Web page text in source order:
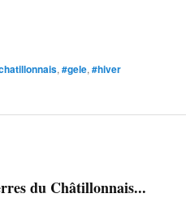
, #gele, #hiver
du Châtillonnais...